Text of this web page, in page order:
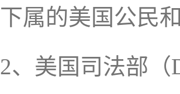
下属的美国公民
2、美国司法部（